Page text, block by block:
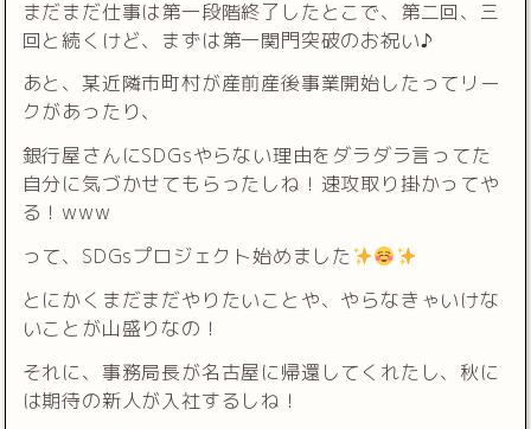
まだまだ仕事は第一段階終了したとこで、第二回、三
回と続くけど、まずは第一関門突破のお祝い♪
あと、某近隣市町村が産前産後事業開始したってリー
クがあったり、
銀行屋さんにSDGsやらない理由をダラダラ言ってた
自分に気づかせてもらったしね！速攻取り掛かってや
る！www
って、SDGsプロジェクト始めました
とにかくまだまだやりたいことや、やらなきゃいけな
いことが山盛りなの！
それに、事務局長が名古屋に帰還してくれたし、秋に
は期待の新人が入社するしね！